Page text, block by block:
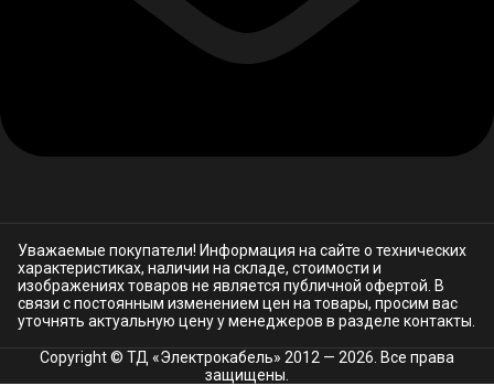
Уважаемые покупатели! Информация на сайте о технических
характеристиках, наличии на складе, стоимости и
изображениях товаров не является публичной офертой. В
связи с постоянным изменением цен на товары, просим вас
уточнять актуальную цену у менеджеров в разделе контакты.
Copyright © ТД «Электрокабель»​ 2012 — 2026. Все права
защищены.